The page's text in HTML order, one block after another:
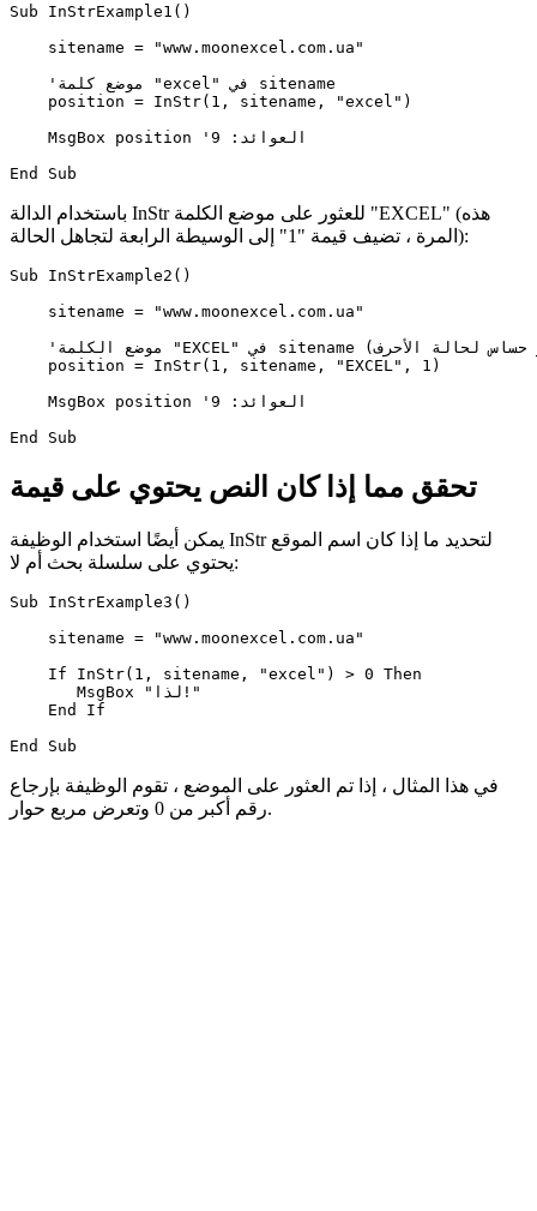
Sub InStrExample1()
    sitename = "www.moonexcel.com.ua"
    'موضع كلمة "excel" في sitename
    position = InStr(1, sitename, "excel")
    MsgBox position 'العوائد: 9
باستخدام الدالة InStr للعثور على موضع الكلمة "EXCEL" (هذه
المرة ، تضيف قيمة "1" إلى الوسيطة الرابعة لتجاهل الحالة):
Sub InStrExample2()
    sitename = "www.moonexcel.com.ua"
    'موضع الكلمة "EXCEL" في sitename (غير حساس لحالة الأحرف)
    position = InStr(1, sitename, "EXCEL", 1)
    MsgBox position 'العوائد: 9
تحقق مما إذا كان النص يحتوي على قيمة
يمكن أيضًا استخدام الوظيفة InStr لتحديد ما إذا كان اسم الموقع
يحتوي على سلسلة بحث أم لا:
Sub InStrExample3()
    sitename = "www.moonexcel.com.ua"
    If InStr(1, sitename, "excel") > 0 Then
       MsgBox "لذا!"
    End If
في هذا المثال ، إذا تم العثور على الموضع ، تقوم الوظيفة بإرجاع
رقم أكبر من 0 وتعرض مربع حوار.